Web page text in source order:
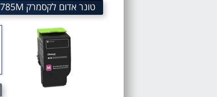
טונר אדום לקסמרק 785M מק"ט 785M Magenta TONER SKU 78C50M0